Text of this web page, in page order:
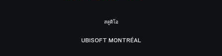
สตูดิโอ
UBISOFT MONTRÉAL